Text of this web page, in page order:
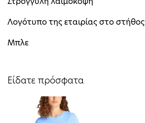
Λογότυπο της εταιρίας στο στήθος
Μπλε
Είδατε πρόσφατα